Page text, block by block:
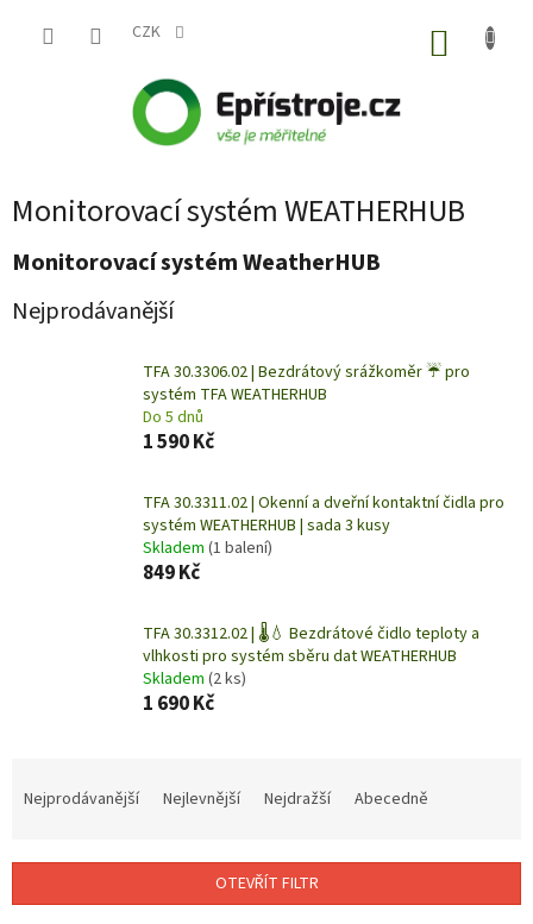
CZK
Monitorovací systém WEATHERHUB
Monitorovací systém WeatherHUB
Nejprodávanější
TFA 30.3306.02 | Bezdrátový srážkoměr ☔ pro
systém TFA WEATHERHUB
Do 5 dnů
1 590 Kč
TFA 30.3311.02 | Okenní a dveřní kontaktní čidla pro
systém WEATHERHUB | sada 3 kusy
Skladem (1 balení)
849 Kč
TFA 30.3312.02 | 🌡️💧 Bezdrátové čidlo teploty a
vlhkosti pro systém sběru dat WEATHERHUB
Skladem (2 ks)
1 690 Kč
í
Nejprodávanější Nejlevnější Nejdražší Abecedně
OTEVŘÍT FILTR